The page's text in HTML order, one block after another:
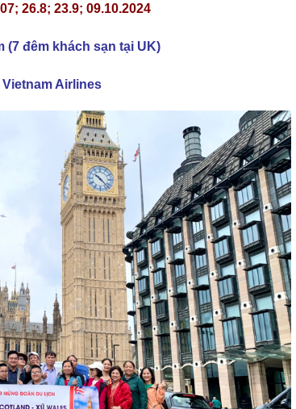
26.8; 23.9; 09.10.2024
(7 đêm khách sạn tại UK)
Airlines